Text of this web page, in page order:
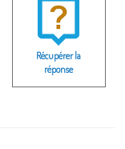
Récupérer la
réponse